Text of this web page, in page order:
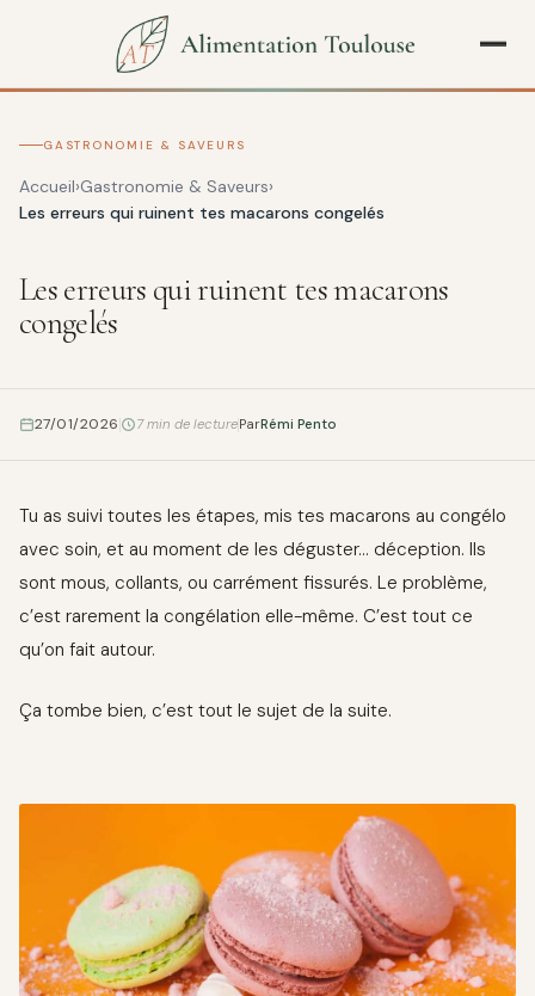
GASTRONOMIE & SAVEURS
Accueil Gastronomie & Saveurs
Les erreurs qui ruinent tes macarons congelés
Les erreurs qui ruinent tes macarons
congelés
27/01/2026 7 min de lectureParRémi Pento
Tu as suivi toutes les étapes, mis tes macarons au congélo
avec soin, et au moment de les déguster… déception. Ils
sont mous, collants, ou carrément fissurés. Le problème,
c’est rarement la congélation elle-même. C’est tout ce
qu’on fait autour.
Ça tombe bien, c’est tout le sujet de la suite.